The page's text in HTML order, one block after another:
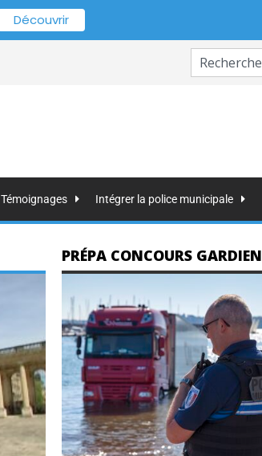
Témoignages Intégrer la police municipale
PRÉPA CONCOURS GARDIEN
Découvrir